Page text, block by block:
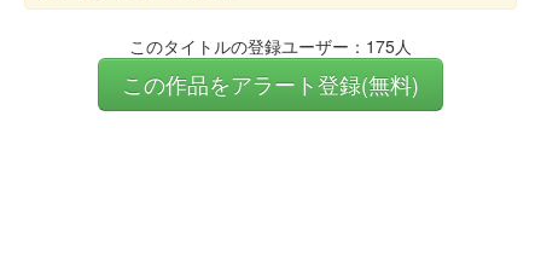
このタイトルの登録ユーザー：175人
この作品をアラート登録(無料)